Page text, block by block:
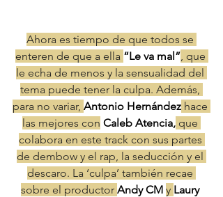
Ahora es tiempo de que todos se
enteren de que a ella “Le va mal”, que
le echa de menos y la sensualidad del
tema puede tener la culpa. Además,
para no variar, Antonio Hernández hace
las mejores con Caleb Atencia, que
colabora en este track con sus partes
de dembow y el rap, la seducción y el
descaro. La ‘culpa’ también recae
sobre el productor Andy CM y Laury